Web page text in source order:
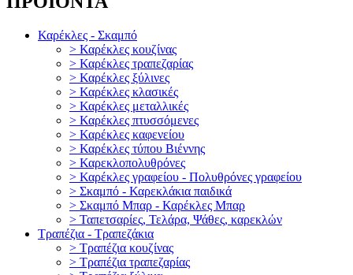
Καρέκλες - Σκαμπό
> Καρέκλες κουζίνας
> Καρέκλες τραπεζαρίας
> Καρέκλες ξύλινες
> Καρέκλες κλασικές
> Καρέκλες μεταλλικές
> Καρέκλες πτυσσόμενες
> Καρέκλες καφενείου
> Καρέκλες τύπου Βιέννης
> Καρεκλοπολυθρόνες
> Καρέκλες γραφείου - Πολυθρόνες γραφείου
> Σκαμπό - Καρεκλάκια παιδικά
> Σκαμπό Μπαρ - Καρέκλες Μπαρ
> Ταπετσαρίες, Τελάρα, Ψάθες, καρεκλών
Τραπέζια - Τραπεζάκια
> Τραπέζια κουζίνας
> Τραπέζια τραπεζαρίας